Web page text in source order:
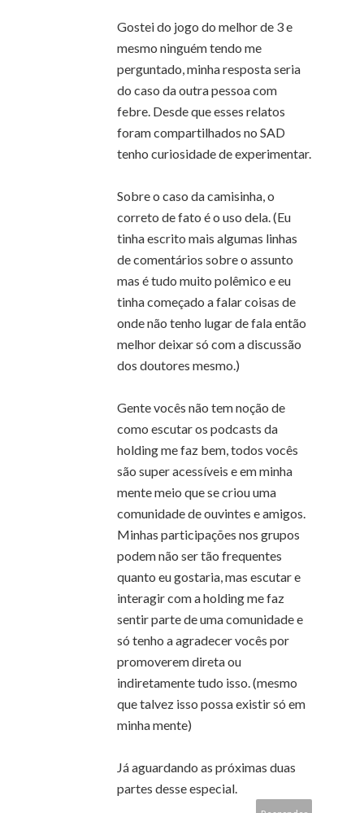
Gostei do jogo do melhor de 3 e
mesmo ninguém tendo me
perguntado, minha resposta seria
do caso da outra pessoa com
febre. Desde que esses relatos
foram compartilhados no SAD
tenho curiosidade de experimentar.
Sobre o caso da camisinha, o
correto de fato é o uso dela. (Eu
tinha escrito mais algumas linhas
de comentários sobre o assunto
mas é tudo muito polêmico e eu
tinha começado a falar coisas de
onde não tenho lugar de fala então
melhor deixar só com a discussão
dos doutores mesmo.)
Gente vocês não tem noção de
como escutar os podcasts da
holding me faz bem, todos vocês
são super acessíveis e em minha
mente meio que se criou uma
comunidade de ouvintes e amigos.
Minhas participações nos grupos
podem não ser tão frequentes
quanto eu gostaria, mas escutar e
interagir com a holding me faz
sentir parte de uma comunidade e
só tenho a agradecer vocês por
promoverem direta ou
indiretamente tudo isso. (mesmo
que talvez isso possa existir só em
minha mente)
Já aguardando as próximas duas
partes desse especial.